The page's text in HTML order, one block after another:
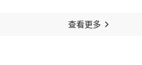
查看更多